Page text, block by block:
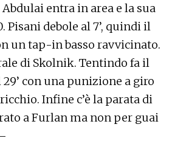
Abdulai entra in area e la sua
Pisani debole al 7’, quindi il
un tap-in basso ravvicinato.
di Skolnik. Tentindo fa il
con una punizione a giro
Infine c’è la parata di
a Furlan ma non per guai